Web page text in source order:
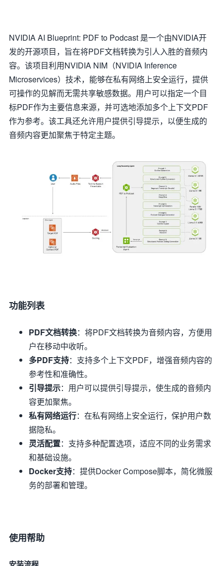
NVIDIA AI Blueprint: PDF to Podcast 是一个由NVIDIA开
发的开源项目，旨在将PDF文档转换为引人入胜的音频内
容。该项目利用NVIDIA NIM（NVIDIA Inference
Microservices）技术，能够在私有网络上安全运行，提供
可操作的见解而无需共享敏感数据。用户可以指定一个目
标PDF作为主要信息来源，并可选地添加多个上下文PDF
作为参考。该工具还允许用户提供引导提示，以便生成的
音频内容更加聚焦于特定主题。
功能列表
PDF文档转换：将PDF文档转换为音频内容，方便用
户在移动中收听。
多PDF支持：支持多个上下文PDF，增强音频内容的
参考性和准确性。
引导提示：用户可以提供引导提示，使生成的音频内
容更加聚焦。
私有网络运行：在私有网络上安全运行，保护用户数
据隐私。
灵活配置：支持多种配置选项，适应不同的业务需求
和基础设施。
Docker支持：提供Docker Compose脚本，简化微服
务的部署和管理。
使用帮助
安装流程